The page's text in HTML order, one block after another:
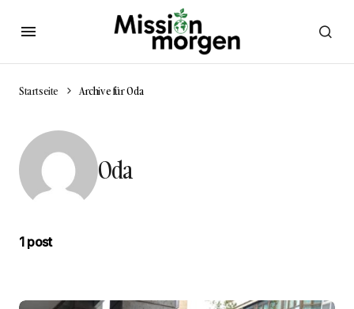
Startseite Archive für Oda
Oda
1 post